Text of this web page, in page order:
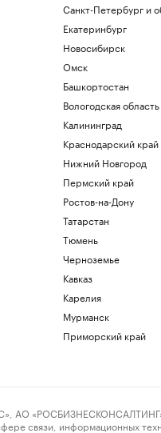
Санкт-Петербург и
Екатеринбург
Новосибирск
Омск
Башкортостан
Вологодская область
Калининград
Краснодарский край
Нижний Новгород
Пермский край
Ростов-на-Дону
Татарстан
Тюмень
Черноземье
Кавказ
Карелия
Мурманск
Приморский край
«РОСБИЗНЕСКОНСАЛТИНГ»,
связи, информационных